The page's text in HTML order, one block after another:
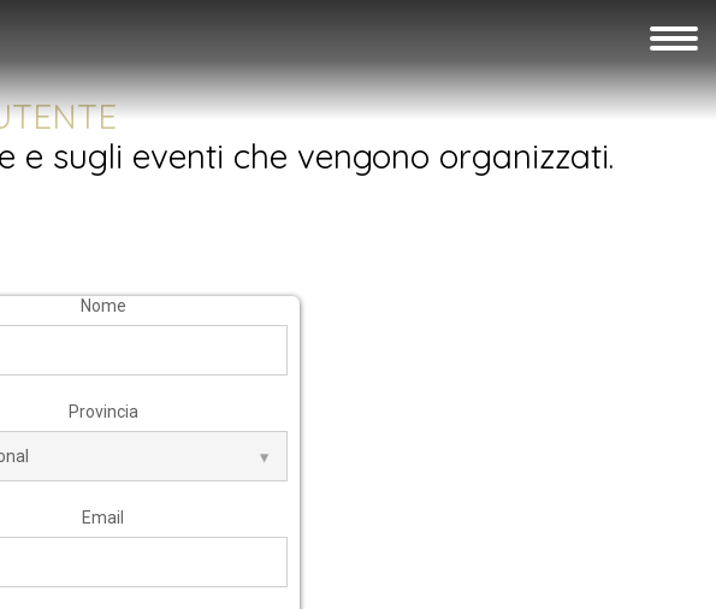
sugli eventi che vengono organizzati.
Nome
Provincia
Email